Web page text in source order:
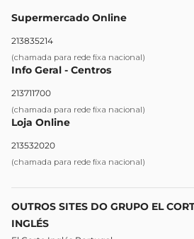
Supermercado Online
213835214
(chamada para rede fixa nacional)
Info Geral - Centros
213711700
(chamada para rede fixa nacional)
Loja Online
213532020
(chamada para rede fixa nacional)
OUTROS SITES DO GRUPO EL
INGLÉS